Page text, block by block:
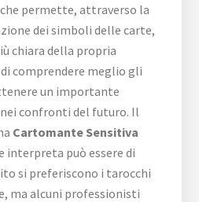
permette, attraverso la
dei simboli delle carte,
chiara della propria
comprendere meglio gli
un importante
confronti del futuro. Il
Cartomante Sensitiva
interpreta può essere di
si preferiscono i tarocchi
ma alcuni professionisti